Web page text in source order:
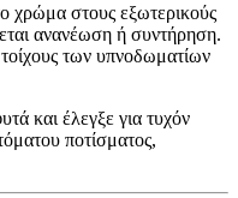
χρώμα στους εξωτερικούς
ανανέωση ή συντήρηση.
των υπνοδωματίων
και έλεγξε για τυχόν
ποτίσματος,